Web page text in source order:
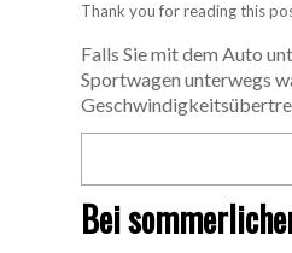
Thank you for reading this
Falls Sie mit dem Auto
Sportwagen unterwegs
Bei